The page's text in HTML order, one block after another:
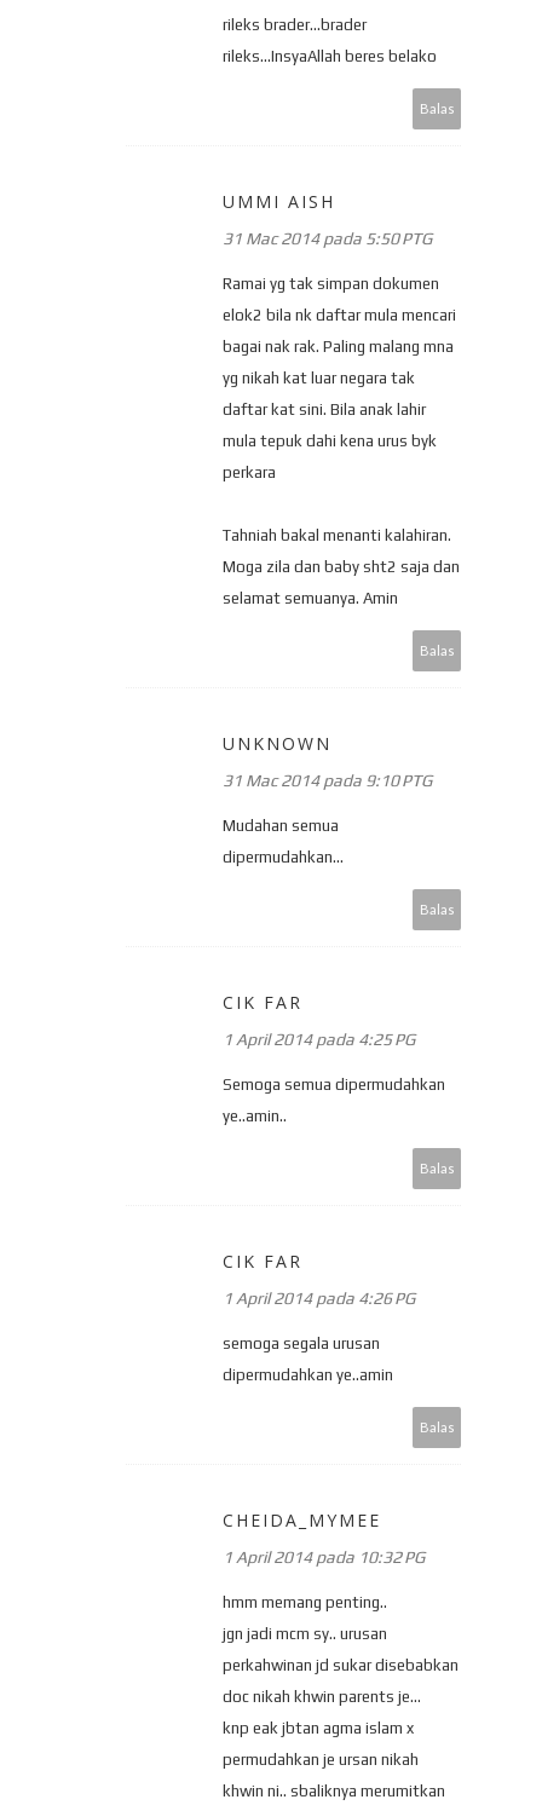
rileks brader...brader
rileks...InsyaAllah beres belako
Balas
UMMI AISH
31 Mac 2014 pada 5:50 PTG
Ramai yg tak simpan dokumen
elok2 bila nk daftar mula mencari
bagai nak rak. Paling malang mna
yg nikah kat luar negara tak
daftar kat sini. Bila anak lahir
mula tepuk dahi kena urus byk
perkara
Tahniah bakal menanti kalahiran.
Moga zila dan baby sht2 saja dan
selamat semuanya. Amin
Balas
UNKNOWN
31 Mac 2014 pada 9:10 PTG
Mudahan semua
dipermudahkan...
Balas
CIK FAR
1 April 2014 pada 4:25 PG
Semoga semua dipermudahkan
ye..amin..
Balas
CIK FAR
1 April 2014 pada 4:26 PG
semoga segala urusan
dipermudahkan ye..amin
Balas
CHEIDA_MYMEE
1 April 2014 pada 10:32 PG
hmm memang penting..
jgn jadi mcm sy.. urusan
perkahwinan jd sukar disebabkan
doc nikah khwin parents je...
knp eak jbtan agma islam x
permudahkan je ursan nikah
khwin ni.. sbaliknya merumitkan